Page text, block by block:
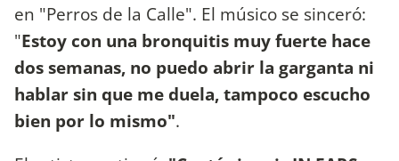
en "Perros de la Calle". El músico se sinceró:
"Estoy con una bronquitis muy fuerte hace
dos semanas, no puedo abrir la garganta ni
hablar sin que me duela, tampoco escucho
bien por lo mismo".